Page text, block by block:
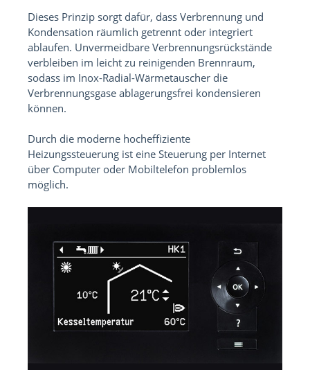
Dieses Prinzip sorgt dafür, dass Verbrennung und
Kondensation räumlich getrennt oder integriert
ablaufen. Unvermeidbare Verbrennungsrückstände
verbleiben im leicht zu reinigenden Brennraum,
sodass im Inox-Radial-Wärmetauscher die
Verbrennungsgase ablagerungsfrei kondensieren
können.
Durch die moderne hocheffiziente
Heizungssteuerung ist eine Steuerung per Internet
über Computer oder Mobiltelefon problemlos
möglich.